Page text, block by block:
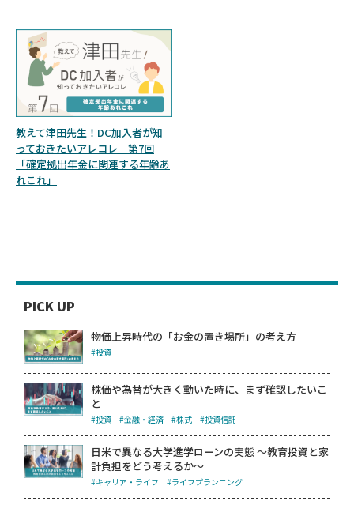
教えて津田先生！DC加入者が知
っておきたいアレコレ 第7回
「確定拠出年金に関連する年齢あ
れこれ」
PICK UP
物価上昇時代の「お金の置き場所」の考え方
#投資
株価や為替が大きく動いた時に、まず確認したいこ
と
#投資 #金融・経済 #株式 #投資信託
日米で異なる大学進学ローンの実態 ～教育投資と家
計負担をどう考えるか～
#キャリア・ライフ #ライフプランニング